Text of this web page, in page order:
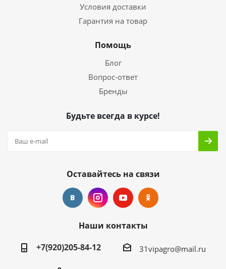
Условия доставки
Гарантия на товар
Помощь
Блог
Вопрос-ответ
Бренды
Будьте всегда в курсе!
Оставайтесь на связи
Наши контакты
+7(920)205-84-12
31vipagro@mail.ru